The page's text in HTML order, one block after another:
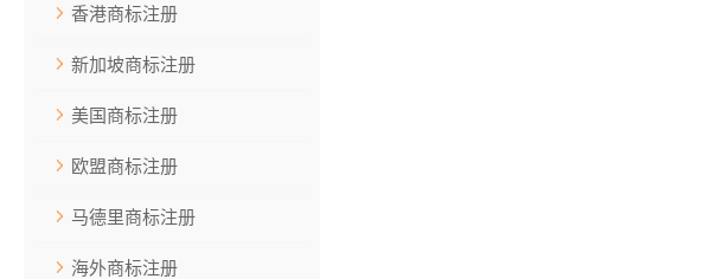
香港商标注册
新加坡商标注册
美国商标注册
欧盟商标注册
马德里商标注册
海外商标注册